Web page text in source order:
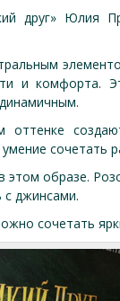
друг» Юлия
и комфорта.
оттенке
сочетать
образе.
с джинсами.
сочетать